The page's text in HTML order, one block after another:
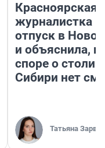
Красноярская
журналистка
отпуск в
и объяснила,
споре о
Сибири нет
Татьяна Зарва